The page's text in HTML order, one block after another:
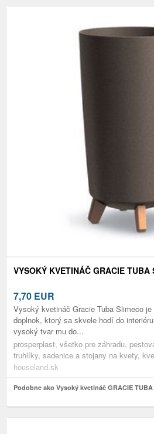
VYSOKÝ KVETINÁČ GRACIE TUBA
7,70 EUR
Vysoký kvetináč Gracie Tuba Slimeco je
doplnok, ktorý sa skvele hodí do
vysoký tvar mu do...
prosperplast, všetko pre záhradu,
truhlíky, sadenice a stojany na kvety,
houseland.sk
Podobne ako Vysoký kvetináč GRACIE